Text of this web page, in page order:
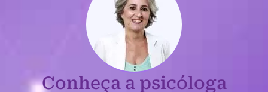
Conheça a psicóloga